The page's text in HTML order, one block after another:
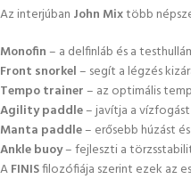
Az interjúban John Mixtöbb
Monofin– a delfinláb és a
Front snorkel– segít a légzés
Tempo trainer– az optimális
Agility paddle– javítja a
Manta paddle– erősebb húzást
Ankle buoy– fejleszti a
AFINISfilozófiája szerint ezek az